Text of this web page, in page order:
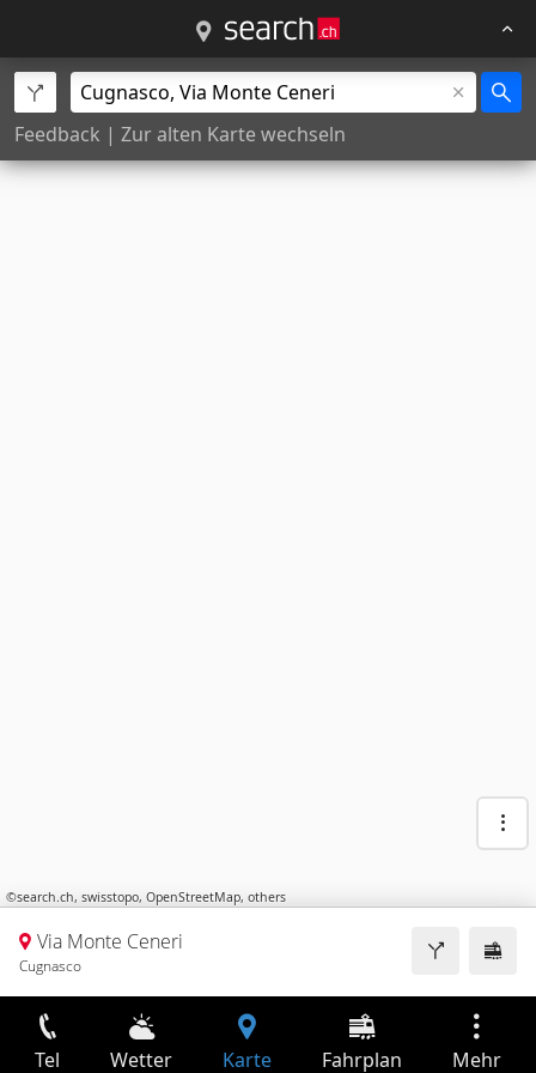
Feedback | Zur alten Karte wechseln
©search.ch, swisstopo, OpenStreetMap, others
Via Monte Ceneri
Cugnasco
Tel Wetter Karte Fahrplan Mehr